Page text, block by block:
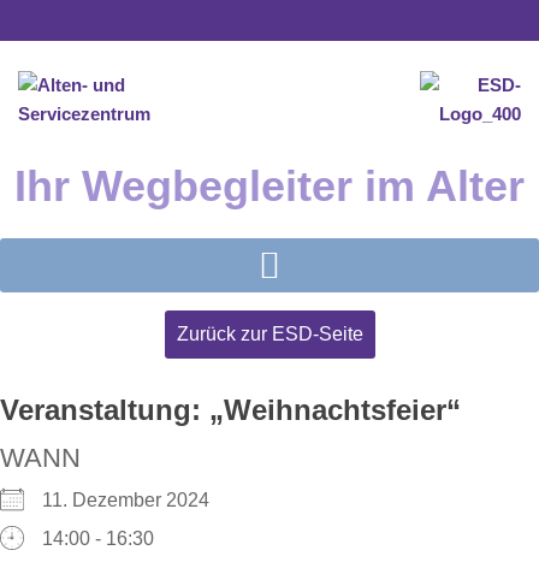
Inhalt
springen
Ihr Wegbegleiter im Alter
Zurück zur ESD-Seite
Veranstaltung: „Weihnachtsfeier“
WANN
11. Dezember 2024
14:00 - 16:30